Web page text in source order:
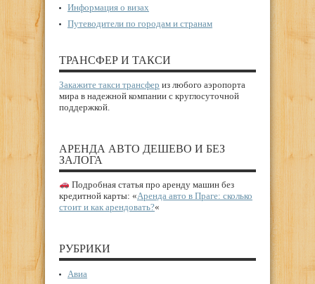
Информация о визах
Путеводители по городам и странам
ТРАНСФЕР И ТАКСИ
Закажите такси трансфер из любого аэропорта
мира в надежной компании с круглосуточной
поддержкой.
АРЕНДА АВТО ДЕШЕВО И БЕЗ
ЗАЛОГА
Подробная статья про аренду машин без
кредитной карты: «Аренда авто в Праге: сколько
стоит и как арендовать?«
РУБРИКИ
Авиа